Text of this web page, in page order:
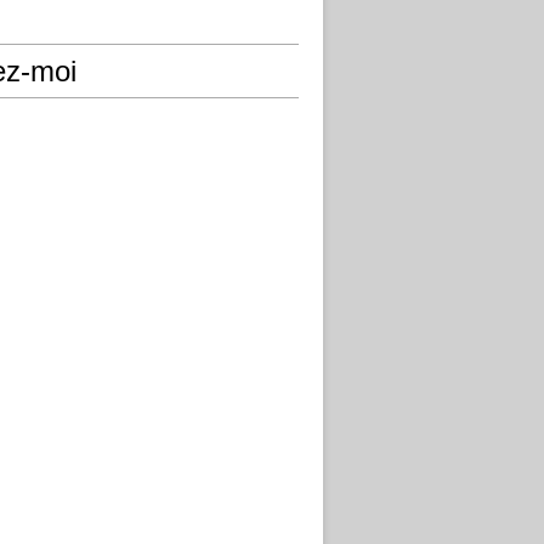
moi